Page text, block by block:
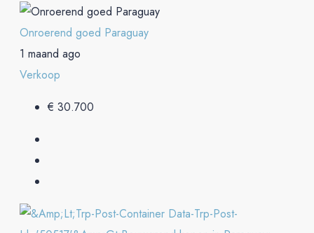
Onroerend goed Paraguay
1 maand ago
Verkoop
€ 30.700